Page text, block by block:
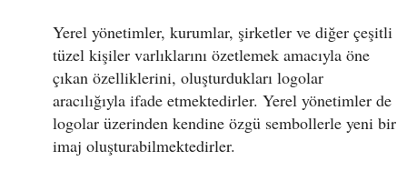
Yerel yönetimler, kurumlar, şirketler ve diğer çeşitli
tüzel kişiler varlıklarını özetlemek amacıyla öne
çıkan özelliklerini, oluşturdukları logolar
aracılığıyla ifade etmektedirler. Yerel yönetimler de
logolar üzerinden kendine özgü sembollerle yeni bir
imaj oluşturabilmektedirler.